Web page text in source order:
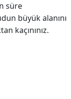
süre
büyük alanını
kaçınınız.